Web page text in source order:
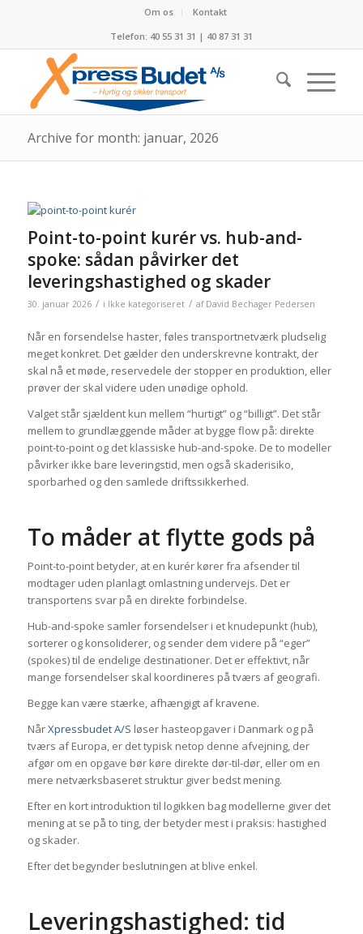
Om os
Kontakt
Telefon: 40 55 31 31 | 40 87 31 31
Archive for month: januar, 2026
Point-to-point kurér vs. hub-and-
spoke: sådan påvirker det
leveringshastighed og skader
30. januar 2026 / i Ikke kategoriseret / af David Bechager Pedersen
Når en forsendelse haster, føles transportnetværk pludselig
meget konkret. Det gælder den underskrevne kontrakt, der
skal nå et møde, reservedele der stopper en produktion, eller
prøver der skal videre uden unødige ophold.
Valget står sjældent kun mellem “hurtigt” og “billigt”. Det står
mellem to grundlæggende måder at bygge flow på: direkte
point-to-point og det klassiske hub-and-spoke. De to modeller
påvirker ikke bare leveringstid, men også skaderisiko,
sporbarhed og den samlede driftssikkerhed.
To måder at flytte gods på
Point-to-point betyder, at en kurér kører fra afsender til
modtager uden planlagt omlastning undervejs. Det er
transportens svar på en direkte forbindelse.
Hub-and-spoke samler forsendelser i et knudepunkt (hub),
sorterer og konsoliderer, og sender dem videre på “eger”
(spokes) til de endelige destinationer. Det er effektivt, når
mange forsendelser skal koordineres på tværs af geografi.
Begge kan være stærke, afhængigt af kravene.
NårXpressbudet A/S løser hasteopgaver i Danmark og på
tværs af Europa, er det typisk netop denne afvejning, der
afgør om en opgave bør køre direkte dør-til-dør, eller om en
mere netværksbaseret struktur giver bedst mening.
Efter en kort introduktion til logikken bag modellerne giver det
mening at se på to ting, der betyder mest i praksis: hastighed
og skader.
Efter det begynder beslutningen at blive enkel.
Leveringshastighed: tid